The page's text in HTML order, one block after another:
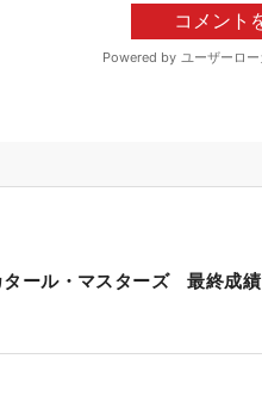
タール・マスターズ 最終成績